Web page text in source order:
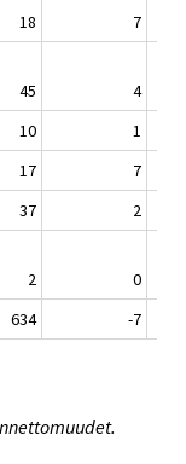
18
7
45
4
10
1
17
7
37
2
2
0
634 -7